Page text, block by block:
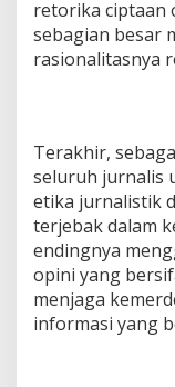
retorika ciptaan
sebagian besar
rasionalitasnya
Terakhir,
seluruh jurnalis
etika jurnalistik
terjebak dalam
endingnya
opini yang
menjaga
informasi yang